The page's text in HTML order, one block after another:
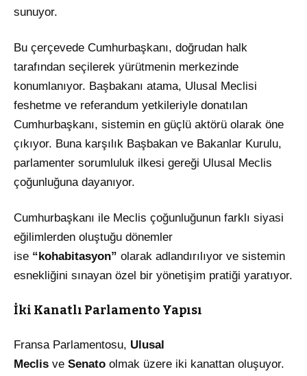
sunuyor.
Bu çerçevede Cumhurbaşkanı, doğrudan halk
tarafından seçilerek yürütmenin merkezinde
konumlanıyor. Başbakanı atama, Ulusal Meclisi
feshetme ve referandum yetkileriyle donatılan
Cumhurbaşkanı, sistemin en güçlü aktörü olarak öne
çıkıyor. Buna karşılık Başbakan ve Bakanlar Kurulu,
parlamenter sorumluluk ilkesi gereği Ulusal Meclis
çoğunluğuna dayanıyor.
Cumhurbaşkanı ile Meclis çoğunluğunun farklı siyasi
eğilimlerden oluştuğu dönemler
ise “kohabitasyon” olarak adlandırılıyor ve sistemin
esnekliğini sınayan özel bir yönetişim pratiği yaratıyor.
İki Kanatlı Parlamento Yapısı
Fransa Parlamentosu, Ulusal
Meclis ve Senato olmak üzere iki kanattan oluşuyor.